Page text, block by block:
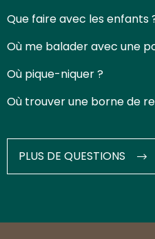
Que faire avec les enfants
Où me balader avec une
Où pique-niquer ?
Où trouver une borne de
PLUS DE QUESTIONS